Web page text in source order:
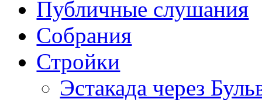
Публичные слушания
Собрания
Стройки
Эстакада через